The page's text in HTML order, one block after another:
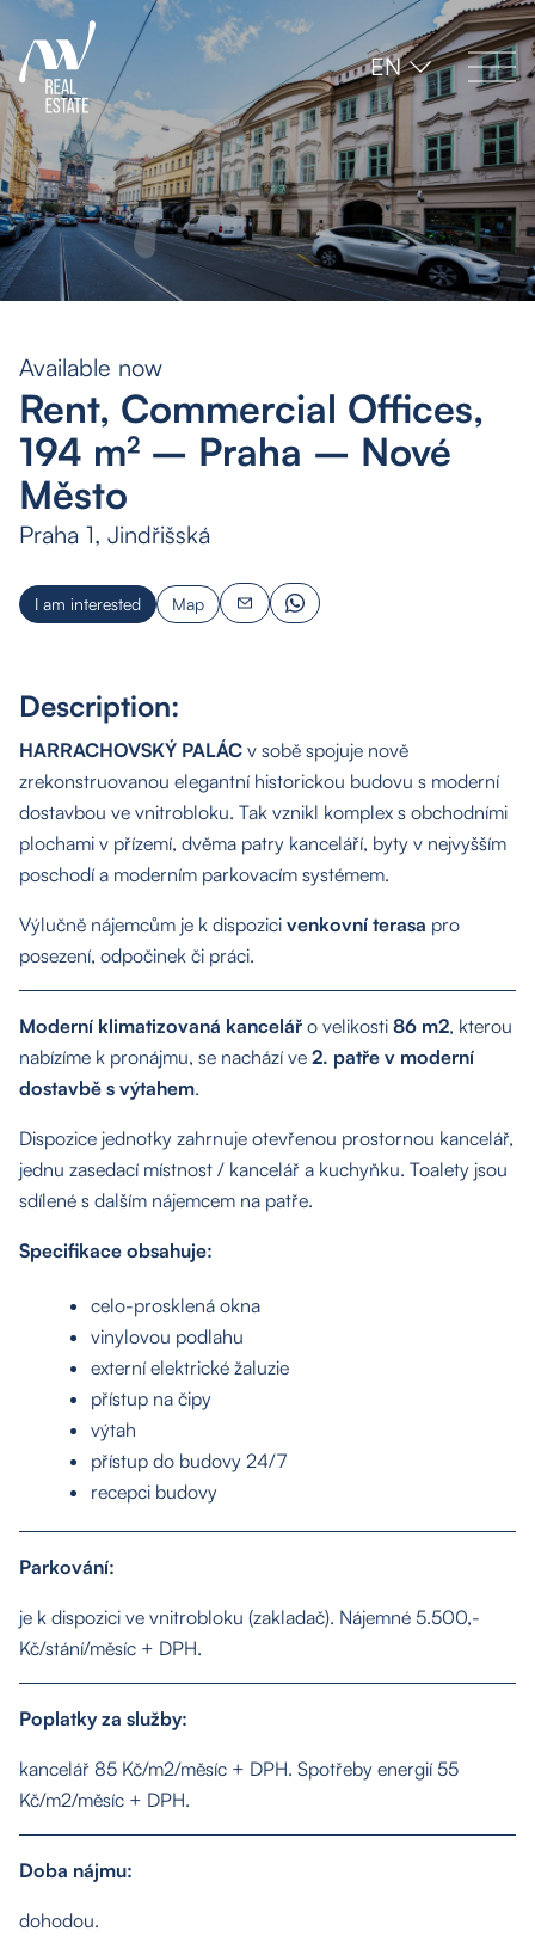
EN
About us
Available now
Rent, Commercial Offices,
194 m² – Praha – Nové
Město
Praha 1, Jindřišská
I am interested Map
Description:
HARRACHOVSKÝ PALÁC v sobě spojuje nově
zrekonstruovanou elegantní historickou budovu s moderní
dostavbou ve vnitrobloku. Tak vznikl komplex s obchodními
plochami v přízemí, dvěma patry kanceláří, byty v nejvyšším
poschodí a moderním parkovacím systémem.
Výlučně nájemcům je k dispozici venkovní terasa pro
posezení, odpočinek či práci.
Moderní klimatizovaná kancelář o velikosti 86 m2, kterou
nabízíme k pronájmu, se nachází ve 2. patře v moderní
dostavbě s výtahem.
Dispozice jednotky zahrnuje otevřenou prostornou kancelář,
jednu zasedací místnost / kancelář a kuchyňku. Toalety jsou
sdílené s dalším nájemcem na patře.
Specifikace obsahuje:
celo-prosklená okna
vinylovou podlahu
externí elektrické žaluzie
přístup na čipy
výtah
přístup do budovy 24/7
recepci budovy
Parkování:
je k dispozici ve vnitrobloku (zakladač). Nájemné 5.500,-
Kč/stání/měsíc + DPH.
Poplatky za služby:
kancelář 85 Kč/m2/měsíc + DPH. Spotřeby energií 55
Kč/m2/měsíc + DPH.
Doba nájmu:
dohodou.